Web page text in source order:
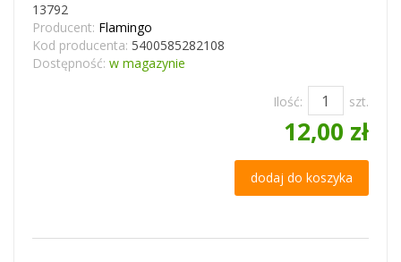
13792
Producent: Flamingo
Kod producenta: 5400585282108
Dostępność: w magazynie
Ilość: szt.
12,00 zł
dodaj do koszyka